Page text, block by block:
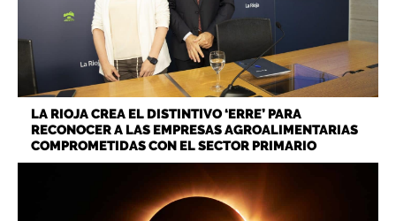
LA RIOJA CREA EL DISTINTIVO ‘ERRE’ PARA
RECONOCER A LAS EMPRESAS AGROALIMENTARIAS
COMPROMETIDAS CON EL SECTOR PRIMARIO